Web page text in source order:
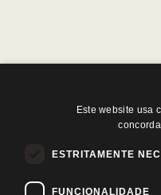
Este website usa
ESTRITAMENTE
FUNCIONALIDADE